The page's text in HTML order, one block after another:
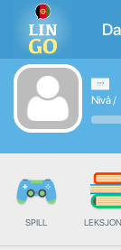
Nivå/
SPILL